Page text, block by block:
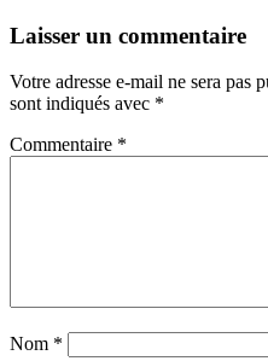
Laisser un commentaire
Votre adresse e-mail ne sera pas
sont indiqués avec *
Commentaire *
Nom *